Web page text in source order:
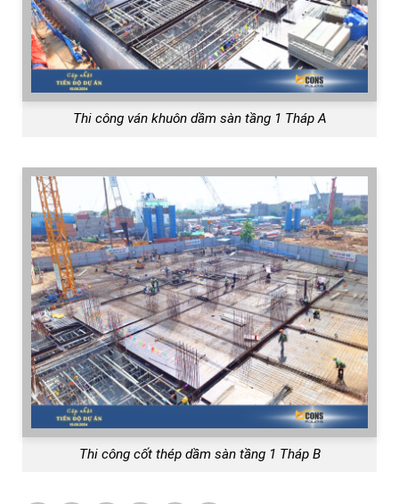
Thi công ván khuôn dầm sàn tầng 1 Tháp A
Thi công cốt thép dầm sàn tầng 1 Tháp B